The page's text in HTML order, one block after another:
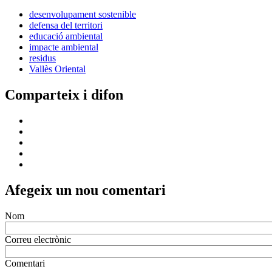
desenvolupament sostenible
defensa del territori
educació ambiental
impacte ambiental
residus
Vallès Oriental
Comparteix i difon
Afegeix un nou comentari
Nom
Correu electrònic
Comentari